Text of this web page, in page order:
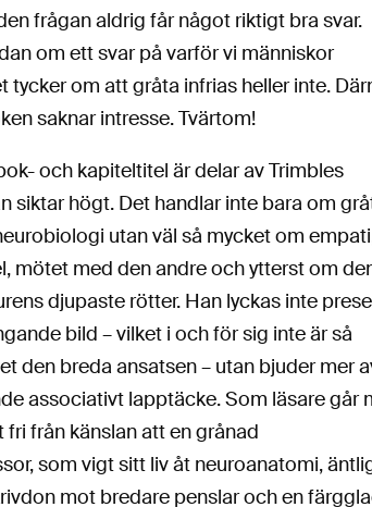
frågan aldrig får något riktigt bra svar.
om ett svar på varför vi människor
tycker om att gråta infrias heller inte.
saknar intresse. Tvärtom!
och kapiteltitel är delar av Trimbles
siktar högt. Det handlar inte bara om
utan väl så mycket om
mötet med den andre och ytterst om
djupaste rötter. Han lyckas inte
bild – vilket i och för sig inte är så
den breda ansatsen – utan bjuder mer
associativt lapptäcke. Som läsare går
från känslan att en grånad
som vigt sitt liv åt neuroanatomi,
mot bredare penslar och en